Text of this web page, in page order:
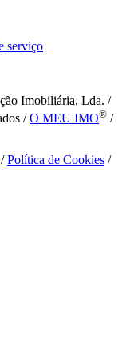
serviço
Imobiliária, Lda. /
/O MEU IMO® /
/Política de Cookies /